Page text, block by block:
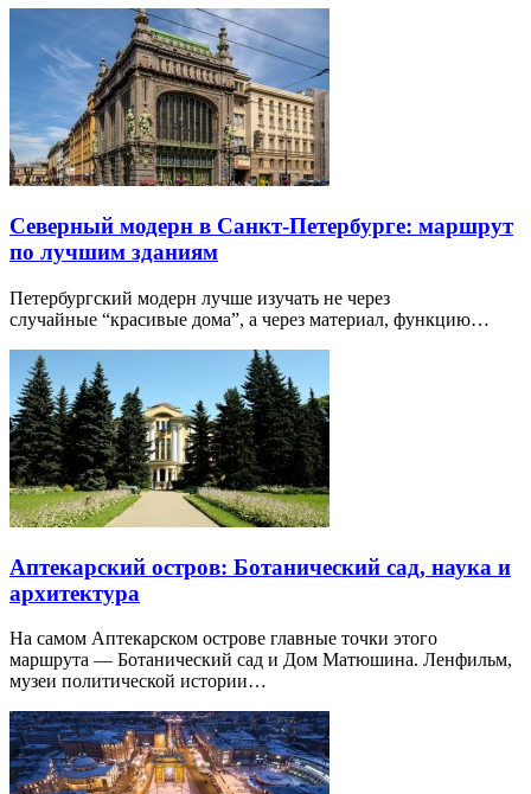
Северный модерн в Санкт-Петербурге: маршрут
по лучшим зданиям
Петербургский модерн лучше изучать не через
случайные “красивые дома”, а через материал, функцию…
Аптекарский остров: Ботанический сад, наука и
архитектура
На самом Аптекарском острове главные точки этого
маршрута — Ботанический сад и Дом Матюшина. Ленфильм,
музеи политической истории…